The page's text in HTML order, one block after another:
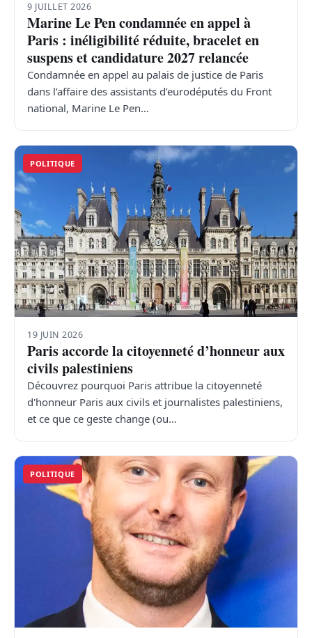
9 JUILLET 2026
Marine Le Pen condamnée en appel à
Paris : inéligibilité réduite, bracelet en
suspens et candidature 2027 relancée
Condamnée en appel au palais de justice de Paris
dans l’affaire des assistants d’eurodéputés du Front
national, Marine Le Pen…
POLITIQUE
19 JUIN 2026
Paris accorde la citoyenneté d’honneur aux
civils palestiniens
Découvrez pourquoi Paris attribue la citoyenneté
d'honneur Paris aux civils et journalistes palestiniens,
et ce que ce geste change (ou…
POLITIQUE